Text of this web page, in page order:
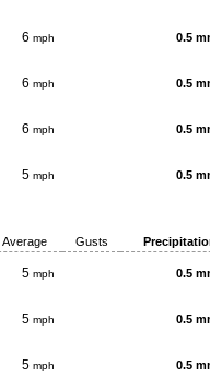
6 mph 0.5
6 mph 0.5
6 mph 0.5
5 mph 0.5
Average Gusts
5 mph 0.5
5 mph 0.5
5 mph 0.5